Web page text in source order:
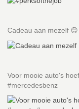
Cadeau aan mezelf
Voor mooie auto's
#mercedesbenz